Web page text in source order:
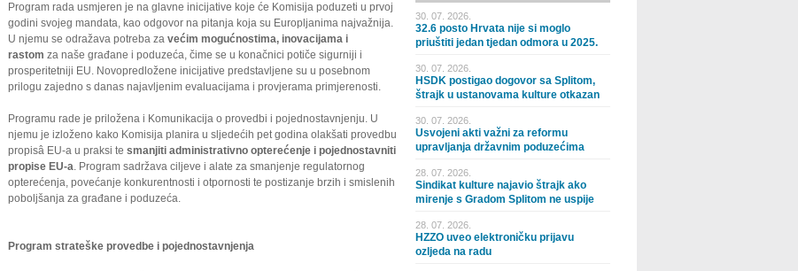
Program rada usmjeren je na glavne inicijative koje će Komisija poduzeti u prvoj
godini svojeg mandata, kao odgovor na pitanja koja su Europljanima najvažnija.
U njemu se odražava potreba za većim mogućnostima, inovacijama i
rastom za naše građane i poduzeća, čime se u konačnici potiče sigurniji i
prosperitetniji EU. Novopredložene inicijative predstavljene su u posebnom
prilogu zajedno s danas najavljenim evaluacijama i provjerama primjerenosti.
Programu rade je priložena i Komunikacija o provedbi i pojednostavnjenju. U
njemu je izloženo kako Komisija planira u sljedećih pet godina olakšati provedbu
propisâ EU-a u praksi te smanjiti administrativno opterećenje i pojednostavniti
propise EU-a. Program sadržava ciljeve i alate za smanjenje regulatornog
opterećenja, povećanje konkurentnosti i otpornosti te postizanje brzih i smislenih
poboljšanja za građane i poduzeća.
Program strateške provedbe i pojednostavnjenja
30. 07. 2026.
32.6 posto Hrvata nije si moglo
priuštiti jedan tjedan odmora u 2025.
30. 07. 2026.
HSDK postigao dogovor sa Splitom,
štrajk u ustanovama kulture otkazan
30. 07. 2026.
Usvojeni akti važni za reformu
upravljanja državnim poduzećima
28. 07. 2026.
Sindikat kulture najavio štrajk ako
mirenje s Gradom Splitom ne uspije
28. 07. 2026.
HZZO uveo elektroničku prijavu
ozljeda na radu